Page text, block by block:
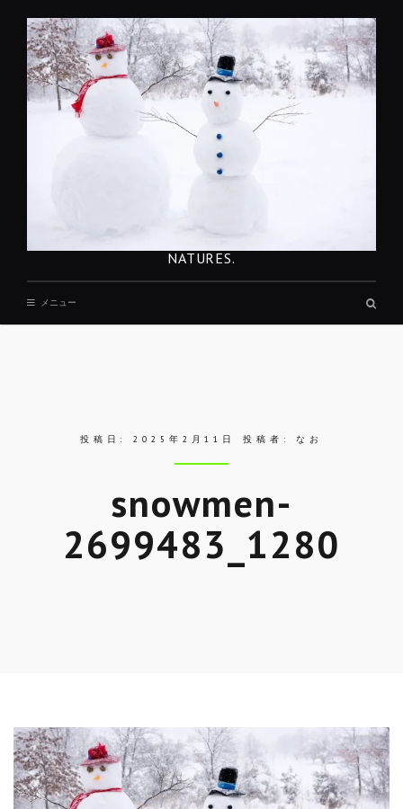
NATURES.
メニュー
投稿日:2025年2月11日 投稿者:なお
snowmen-
2699483_1280